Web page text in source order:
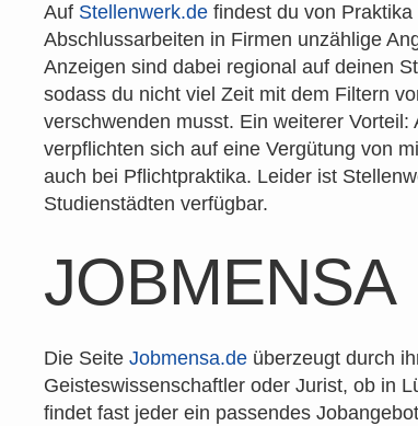
Auf Stellenwerk.defindest du von Praktika
Abschlussarbeiten in Firmen unzählige
Anzeigen sind dabei regional auf deinen
sodass du nicht viel Zeit mit dem Filtern
verschwenden musst. Ein weiterer
verpflichten sich auf eine Vergütung von
auch bei Pflichtpraktika. Leider ist
Studienstädten verfügbar.
JOBMENSA
Die Seite Jobmensa.deüberzeugt durch
Geisteswissenschaftler oder Jurist, ob in
findet fast jeder ein passendes